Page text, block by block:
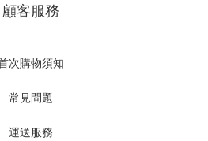
顧客服務
次購物須知
常見問題
運送服務